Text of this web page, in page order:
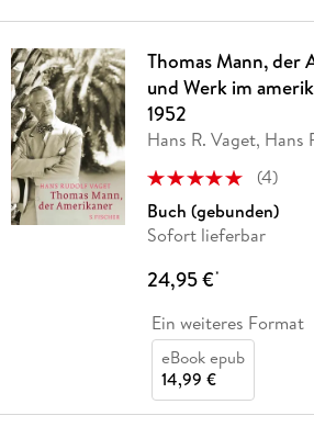
Thomas Mann, der
und Werk im
1952
Hans R. Vaget, Hans
(4)
Buch (gebunden)
Sofort lieferbar
24,95 €*
Ein weiteres Format
eBook epub
14,99 €